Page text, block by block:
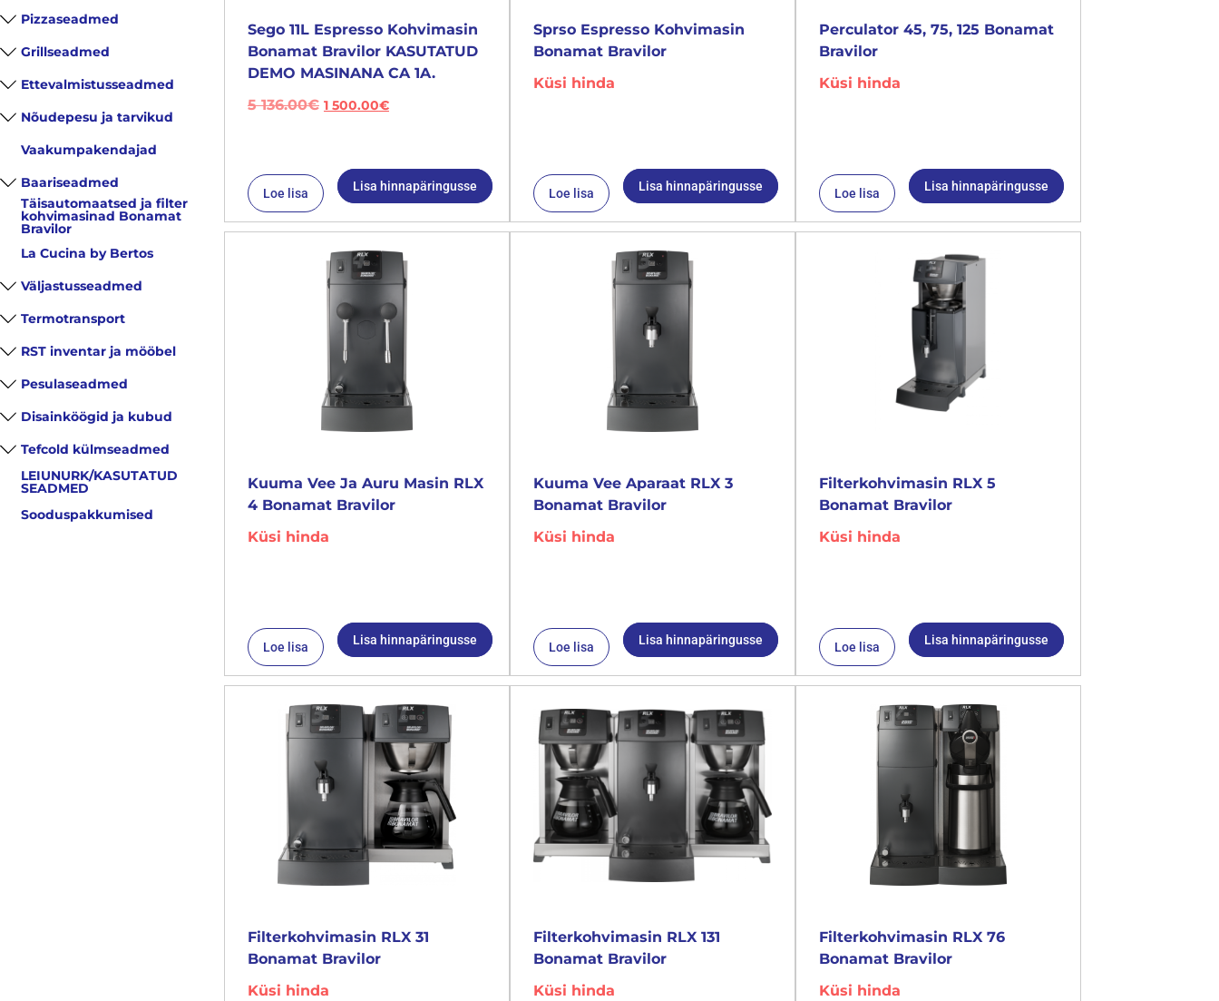
Pizzaseadmed
Grillseadmed
Ettevalmistusseadmed
Nõudepesu ja tarvikud
Vaakumpakendajad
Baariseadmed
Täisautomaatsed ja filter
kohvimasinad Bonamat
Bravilor
La Cucina by Bertos
Väljastusseadmed
Termotransport
RST inventar ja mööbel
Pesulaseadmed
Disainköögid ja kubud
Tefcold külmseadmed
LEIUNURK/KASUTATUD
SEADMED
Sooduspakkumised
Sego 11L Espresso Kohvimasin
Bonamat Bravilor KASUTATUD
DEMO MASINANA CA 1A.
5 136.00€ 1 500.00€
Loe lisa Lisa hinnapäringusse
Sprso Espresso Kohvimasin
Bonamat Bravilor
Küsi hinda
Loe lisa Lisa hinnapäringusse
Perculator 45, 75, 125 Bonamat
Bravilor
Küsi hinda
Loe lisa Lisa hinnapäringusse
Kuuma Vee Ja Auru Masin RLX
4 Bonamat Bravilor
Küsi hinda
Loe lisa Lisa hinnapäringusse
Kuuma Vee Aparaat RLX 3
Bonamat Bravilor
Küsi hinda
Loe lisa Lisa hinnapäringusse
Filterkohvimasin RLX 5
Bonamat Bravilor
Küsi hinda
Loe lisa Lisa hinnapäringusse
Filterkohvimasin RLX 31
Bonamat Bravilor
Küsi hinda
Filterkohvimasin RLX 131
Bonamat Bravilor
Küsi hinda
Filterkohvimasin RLX 76
Bonamat Bravilor
Küsi hinda